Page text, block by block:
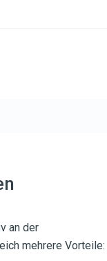
an der
mehrere Vorteile: